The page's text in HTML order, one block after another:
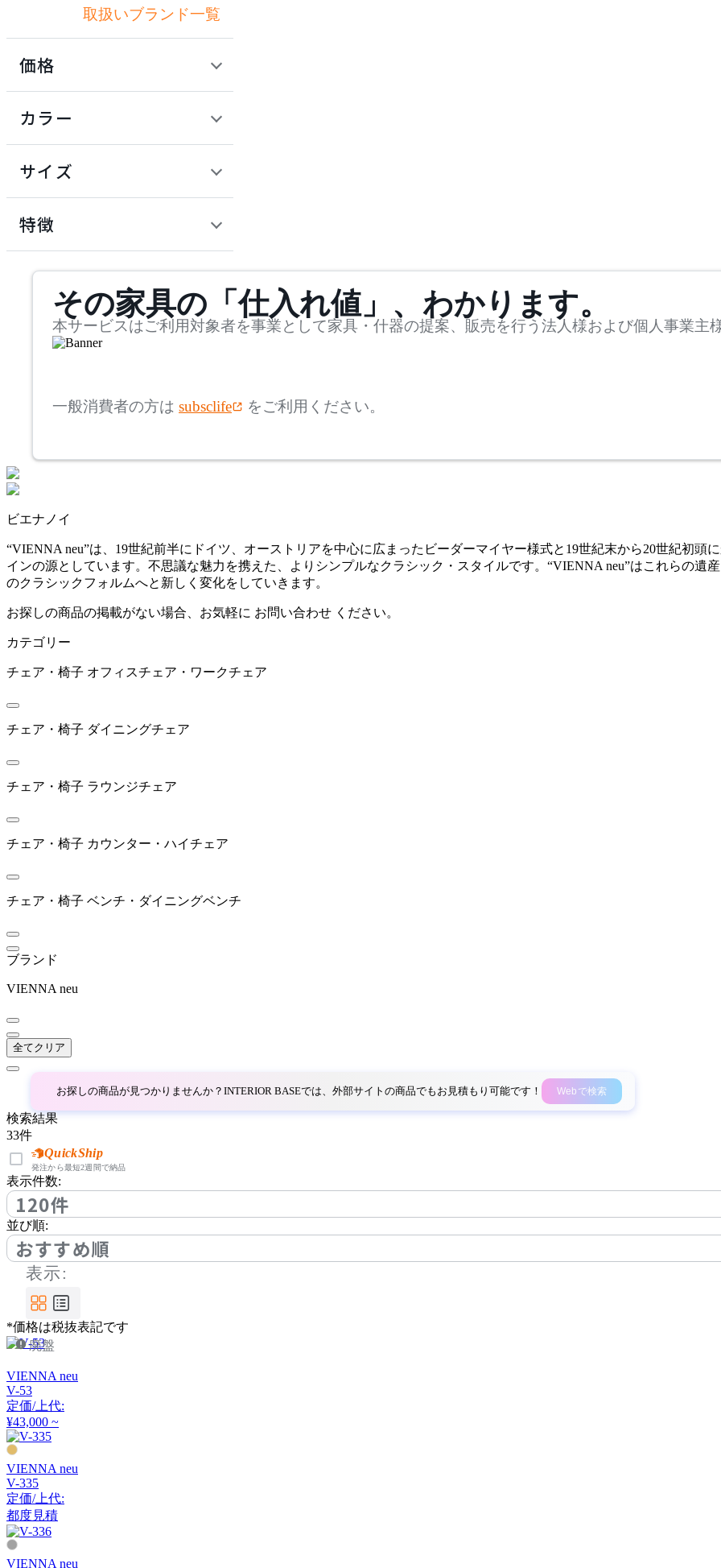
アクメファニチャー
アダル
ADAL TOTAL INTERIOR
アコレクション
アドレス
ANONIMA CASTELLI
アノニマカステッリ
アリアケ
arper
アルテック
ARUNAi
AZUMAYA
bellacontte
ベラコンテ
BoConcept
ボーコンセプト
bogaerts label
ボガーツ・ラベル
バイインテリアズ
TURE
カーボンストックファニ
チャー
取扱いブランド一覧
価格
カラー
サイズ
mm
検索
~
~
特徴
その家具の「仕入れ値」、わかります。
本サービスはご利用対象者を事業として家具・什器の提案、販売を行う法人様および個人事業主
一般消費者の方は subsclife をご利用ください。
ビエナノイ
“VIENNA neu”は、19世紀前半にドイツ、オーストリアを中心に広まったビーダーマイヤー様式と19世紀末から20世紀初
インの源としています。不思議な魅力を携えた、よりシンプルなクラシック・スタイルです。“VIENNA neu”はこれらの遺
のクラシックフォルムへと新しく変化をしていきます。
お探しの商品の掲載がない場合、お気軽に お問い合わせ ください。
カテゴリー
チェア・椅子 オフィスチェア・ワークチェア
チェア・椅子 ダイニングチェア
チェア・椅子 ラウンジチェア
チェア・椅子 カウンター・ハイチェア
チェア・椅子 ベンチ・ダイニングベンチ
ブランド
VIENNA neu
全てクリア
お探しの商品が見つかりませんか？INTERIOR BASEでは、外部サイトの商品でもお見積もり可能です！ Webで検索
検索結果
33件
QuickShip
発注から最短2週間で納品
表示件数:
120件
並び順:
おすすめ順
表示:
*価格は税抜表記です
廃盤
VIENNA neu
V-53
定価/上代:
¥43,000 ~
VIENNA neu
V-335
定価/上代:
都度見積
VIENNA neu